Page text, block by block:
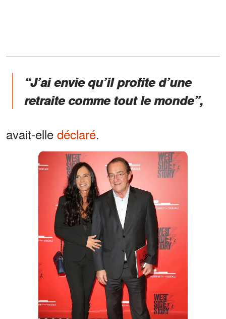
“J’ai envie qu’il profite d’une
retraite comme tout le monde”,
avait-elle déclaré.